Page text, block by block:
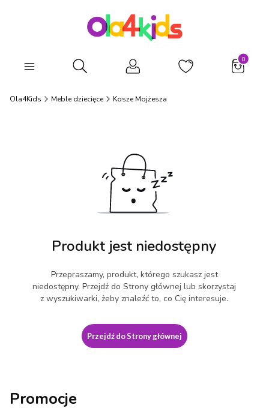
Otwórz wyszukiwarkę
Ola4Kids Meble dziecięce Kosze Mojżesza
Produkt jest niedostępny
Przepraszamy, produkt, którego szukasz jest
niedostępny. Przejdź do Strony głównej lub skorzystaj
z wyszukiwarki, żeby znaleźć to, co Cię interesuje.
Przejdź do Strony głównej
Promocje